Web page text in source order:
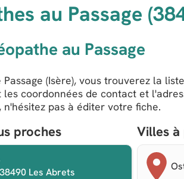
au Passage
au Passage
(Isère), vous trouverez la
coordonnées de contact et
pas à éditer votre fiche.
proches
Les Abrets
Villes à